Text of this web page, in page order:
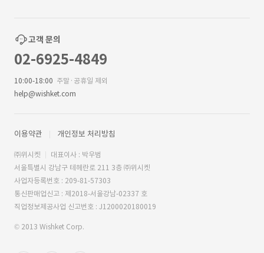
고객 문의
02-6925-4849
10:00-18:00 주말·공휴일 제외
help@wishket.com
이용약관 개인정보 처리방침
㈜위시켓
대표이사 : 박우범
서울특별시 강남구 테헤란로 211 3층 ㈜위시켓
사업자등록번호 : 209-81-57303
통신판매업신고 : 제2018-서울강남-02337 호
직업정보제공사업 신고번호 : J1200020180019
© 2013 Wishket Corp.